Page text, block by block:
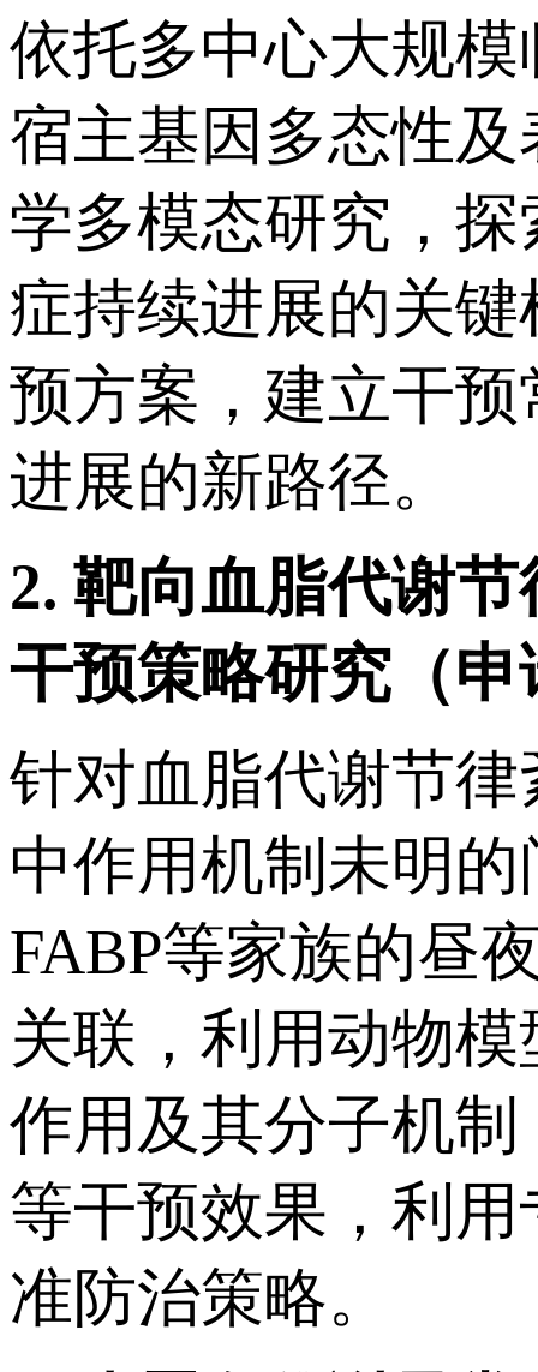
依托多中心大规
宿主基因多态性
学多模态研究，
症持续进展的关
预方案，建立干
进展的新路径。
2. 靶向血脂代谢
干预策略研究（申
针对血脂代谢节
中作用机制未明
FABP等家族的昼
关联，利用动物
作用及其分子机
等干预效果，利
准防治策略。